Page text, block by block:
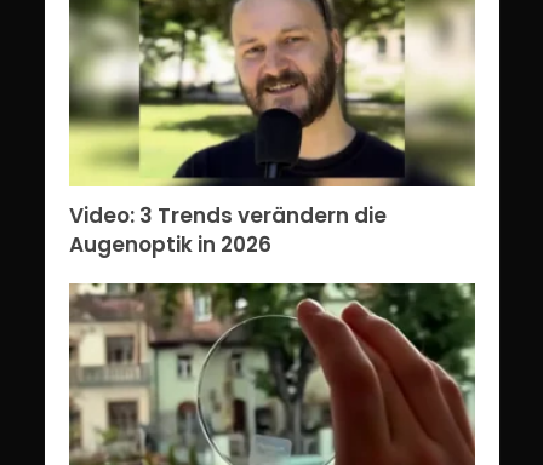
Video: 3 Trends verändern die
Augenoptik in 2026